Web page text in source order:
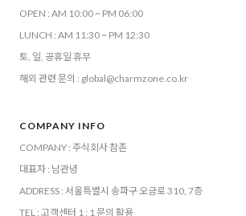
OPEN : AM 10:00 ~ PM 06:00
LUNCH : AM 11:30 ~ PM 12:30
토, 일, 공휴일 휴무
해외 관련 문의 : global@charmzone.co.kr
COMPANY INFO
COMPANY : 주식회사 참존
대표자 : 남관녕
ADDRESS : 서울특별시 송파구 오금로 310, 7층
TEL : 고객센터 1 : 1 문의 활용